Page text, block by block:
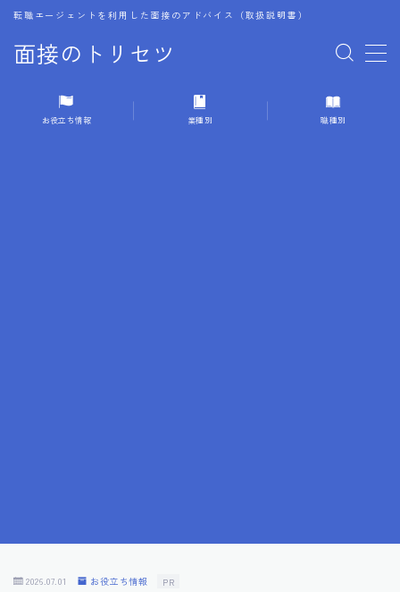
面接のトリセツ
転職エージェントを利用した面接のアドバイス（取扱説明書）
MENU
1.成功する面接戦略
10.フィードバックを活用する方法
お役立ち情報 業種別 職種別
2026.07.01 お役立ち情報 PR